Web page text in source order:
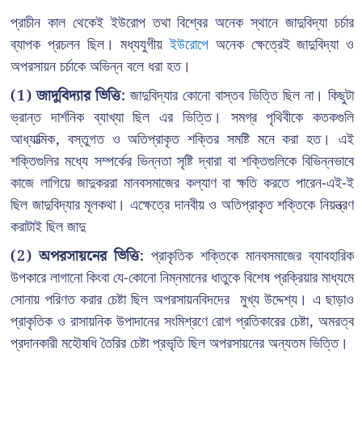
প্রাচীন কাল থেকেই ইউরোপ তথা বিশ্বের অনেক স্থানে জাদুবিদ্যা চর্চার
ব্যাপক প্রচলন ছিল। মধ্যযুগীয়ইউরোপে অনেক ক্ষেত্রেই জাদুবিদ্যা ও
অপরসায়ন চর্চাকে অভিন্ন বলে ধরা হত।
(1) জাদুবিদ্যার ভিত্তি: জাদুবিদ্যার কোনো বাস্তব ভিত্তি ছিল না। কিছুটা
ভ্রান্ত দার্শনিক ব্যাখ্যা ছিল এর ভিত্তি। সমগ্র পৃথিবীকে কতকগুলি
আধ্যাত্মিক, বস্তুগত ও অতিপ্রাকৃত শক্তির সমষ্টি মনে করা হত। এই
শক্তিগুলির মধ্যে সম্পর্কের ভিন্নতা সৃষ্টি দ্বারা বা শক্তিগুলিকে বিভিন্নভাবে
কাজে লাগিয়ে জাদুকররা মানবসমাজের কল্যাণ বা ক্ষতি করতে পারেন-এই-ই
ছিল জাদুবিদ্যার মূলকথা। এক্ষেত্রে দানবীয় ও অতিপ্রাকৃত শক্তিকে নিয়ন্ত্রণ
করাটাই ছিল জাদু
(2) অপরসায়নের ভিত্তি: প্রাকৃতিক শক্তিকে মানবসমাজের ব্যাবহারিক
উপকারে লাগানো কিংবা যে-কোনো নিম্নমানের ধাতুকে বিশেষ প্রক্রিয়ার মাধ্যমে
সোনায় পরিণত করার চেষ্টা ছিল অপরসায়নবিদদের মুখ্য উদ্দেশ্য। এ ছাড়াও
প্রাকৃতিক ও রাসায়নিক উপাদানের সংমিশ্রণে রোগ প্রতিকারের চেষ্টা, অমরত্ব
প্রদানকারী মহৌষধি তৈরির চেষ্টা প্রভৃতি ছিল অপরসায়নের অন্যতম ভিত্তি।